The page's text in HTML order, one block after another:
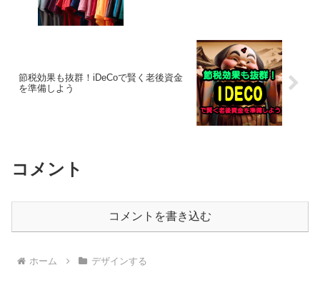
節税効果も抜群！iDeCoで賢く老後資金
を準備しよう
コメント
コメントを書き込む
ホーム デザインする